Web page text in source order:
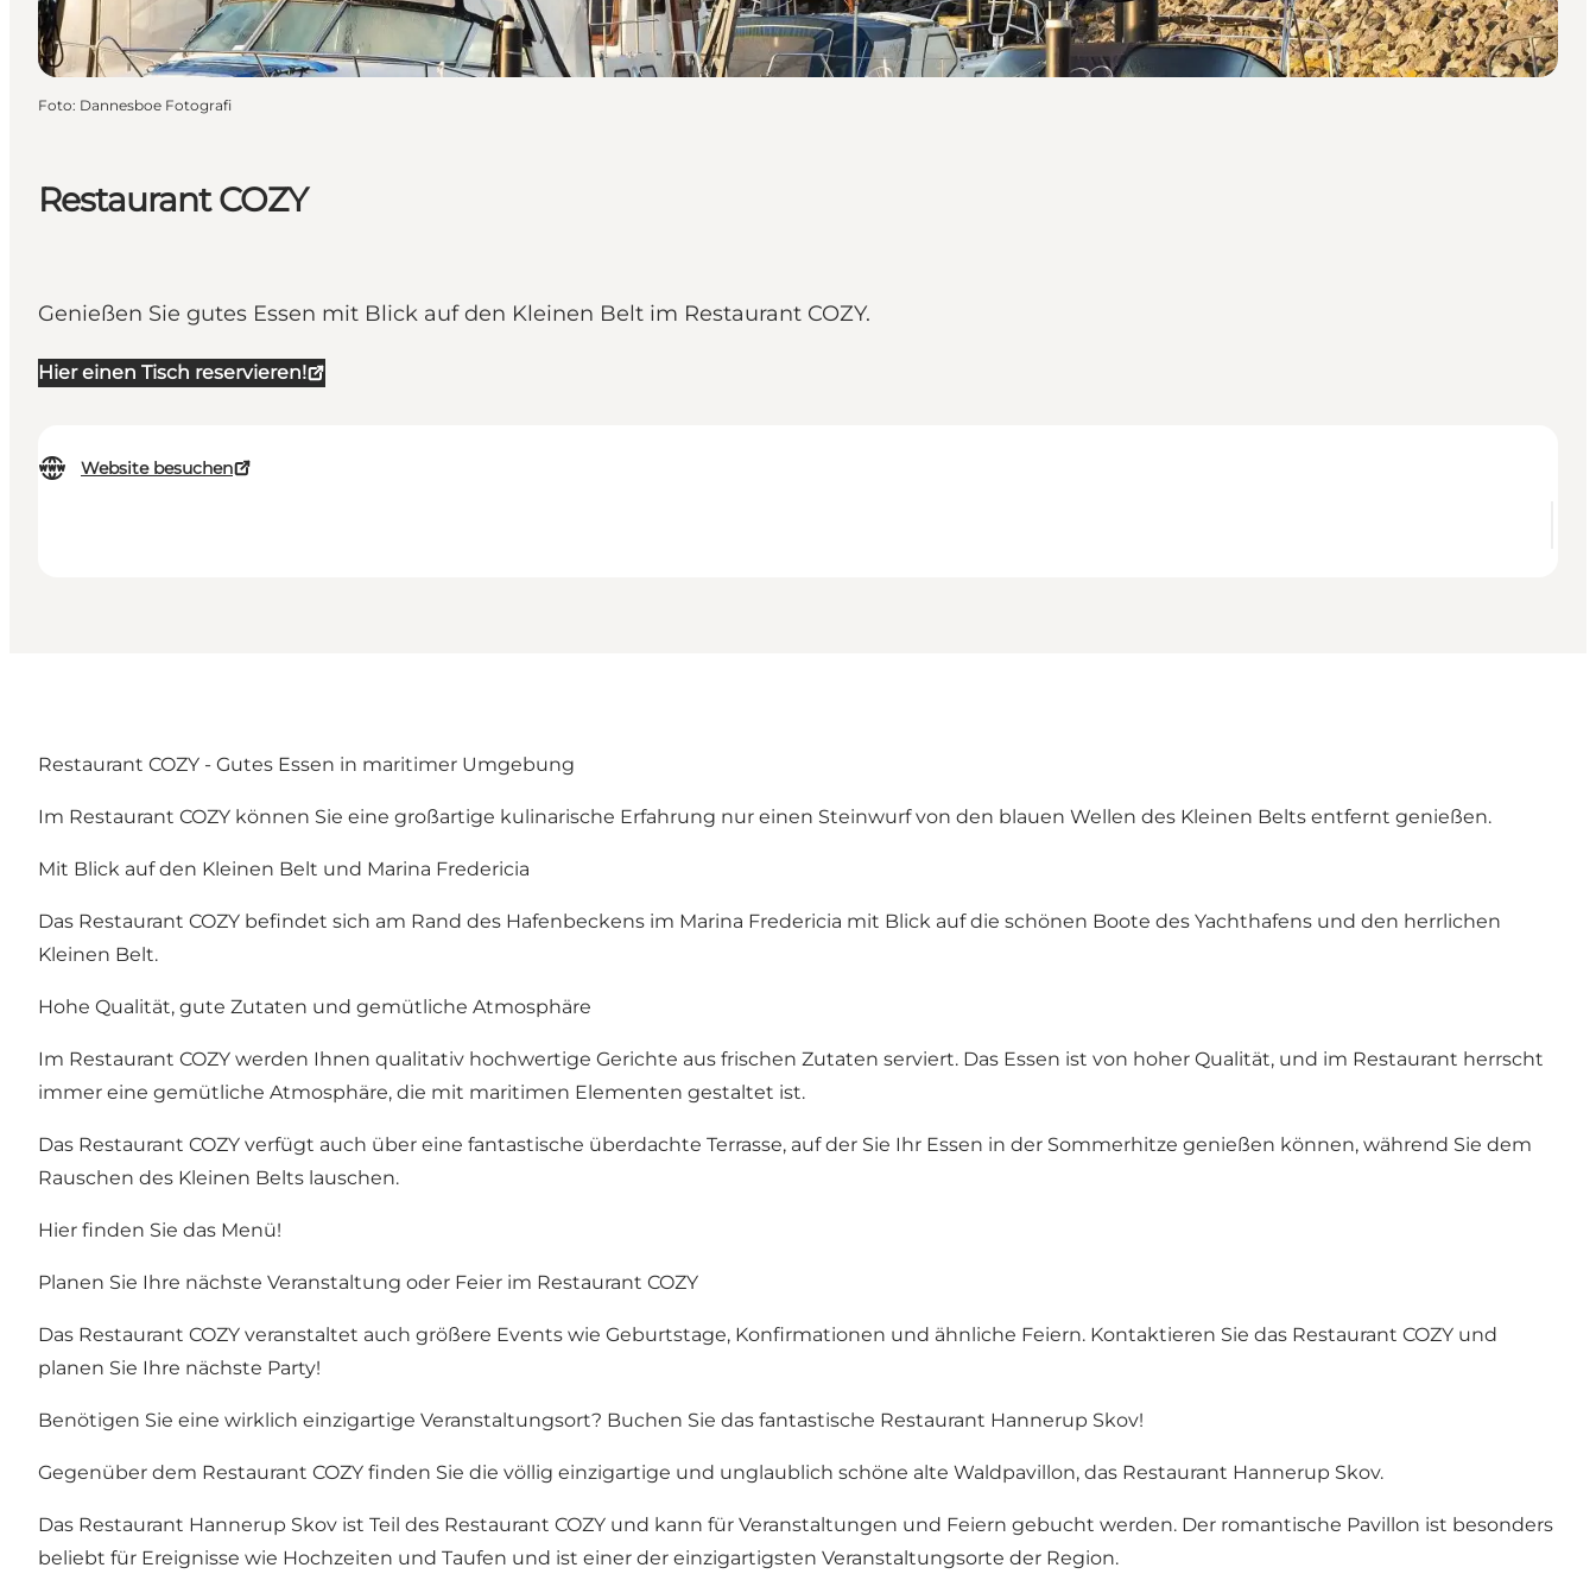
Restaurant COZY
Genießen Sie gutes Essen mit Blick auf den Kleinen Belt im Restaurant COZY.
Hier einen Tisch reservieren!
Website besuchen
Foto: Dannesboe Fotografi
Restaurant COZY - Gutes Essen in maritimer Umgebung
Im Restaurant COZY können Sie eine großartige kulinarische Erfahrung nur einen Steinwurf von den blauen Wellen des Kleinen Belts entfernt genießen.
Mit Blick auf den Kleinen Belt und Marina Fredericia
Das Restaurant COZY befindet sich am Rand des Hafenbeckens im Marina Fredericia mit Blick auf die schönen Boote des Yachthafens und den herrlichen
Kleinen Belt.
Hohe Qualität, gute Zutaten und gemütliche Atmosphäre
Im Restaurant COZY werden Ihnen qualitativ hochwertige Gerichte aus frischen Zutaten serviert. Das Essen ist von hoher Qualität, und im Restaurant herrscht
immer eine gemütliche Atmosphäre, die mit maritimen Elementen gestaltet ist.
Das Restaurant COZY verfügt auch über eine fantastische überdachte Terrasse, auf der Sie Ihr Essen in der Sommerhitze genießen können, während Sie dem
Rauschen des Kleinen Belts lauschen.
Hier finden Sie das Menü!
Planen Sie Ihre nächste Veranstaltung oder Feier im Restaurant COZY
Das Restaurant COZY veranstaltet auch größere Events wie Geburtstage, Konfirmationen und ähnliche Feiern. Kontaktieren Sie das Restaurant COZY und
planen Sie Ihre nächste Party!
Benötigen Sie eine wirklich einzigartige Veranstaltungsort? Buchen Sie das fantastische Restaurant Hannerup Skov!
Gegenüber dem Restaurant COZY finden Sie die völlig einzigartige und unglaublich schöne alte Waldpavillon, das Restaurant Hannerup Skov.
Das Restaurant Hannerup Skov ist Teil des Restaurant COZY und kann für Veranstaltungen und Feiern gebucht werden. Der romantische Pavillon ist besonders
beliebt für Ereignisse wie Hochzeiten und Taufen und ist einer der einzigartigsten Veranstaltungsorte der Region.